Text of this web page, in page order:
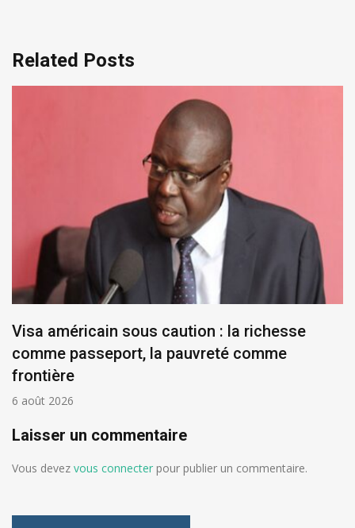
Related Posts
Visa américain sous caution : la richesse
comme passeport, la pauvreté comme
frontière
6 août 2026
Laisser un commentaire
Vous devez vous connecter pour publier un commentaire.